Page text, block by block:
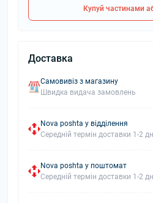
Купуй частинами
Доставка
Самовивіз з магазину
Швидка видача замовлень
Nova poshta у відділення
Середній термін доставки 1-2
Nova poshta у поштомат
Середній термін доставки 1-2